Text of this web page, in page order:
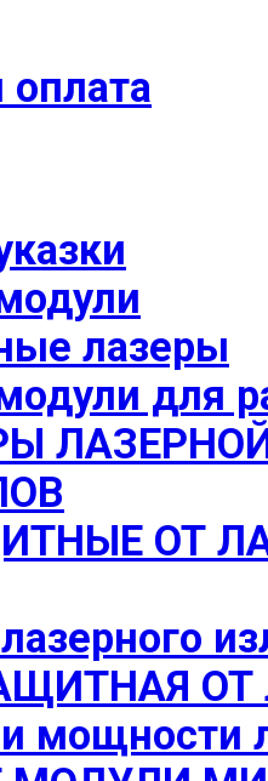
оплата
лазеры
для
ОТ
ОТ
мощности